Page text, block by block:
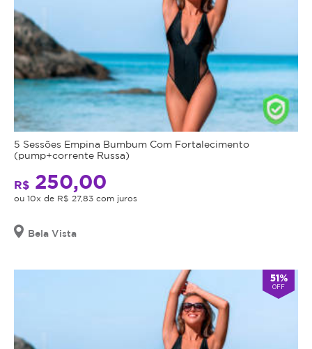
5 Sessões Empina Bumbum Com Fortalecimento
(pump+corrente Russa)
R$ 250,00
ou 10x de R$ 27,83 com juros
Bela Vista
51%
OFF